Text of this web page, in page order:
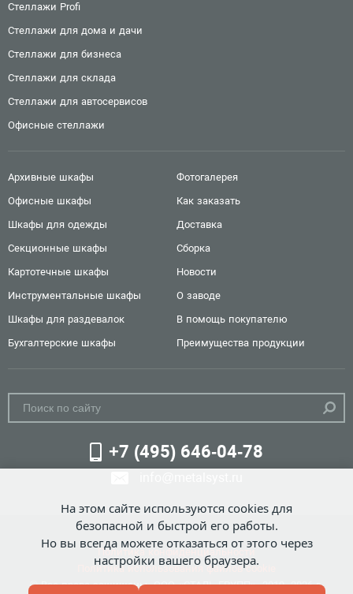
Стеллажи Profi
Стеллажи для дома и дачи
Стеллажи для бизнеса
Стеллажи для склада
Стеллажи для автосервисов
Офисные стеллажи
Архивные шкафы
Офисные шкафы
Шкафы для одежды
Секционные шкафы
Картотечные шкафы
Инструментальные шкафы
Шкафы для раздевалок
Бухгалтерские шкафы
Фотогалерея
Как заказать
Доставка
Сборка
Новости
О заводе
В помощь покупателю
Преимущества продукции
+7 (495) 646-04-78
Политика конфиденциальности
Политика использования файлов cookie
© Все права защищены. ООО «СТАЛЬ-ГРУПП», 2019 -2026 г.
На этом сайте используются cookies для
безопасной и быстрой его работы.
Но вы всегда можете отказаться от этого через
настройки вашего браузера.